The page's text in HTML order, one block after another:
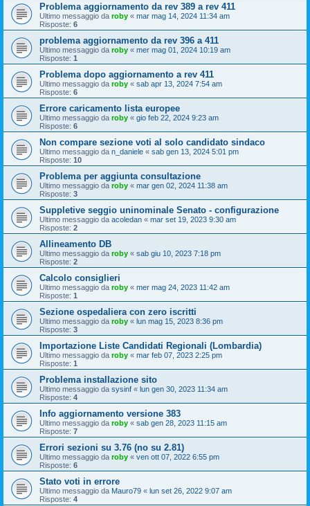
Problema aggiornamento da rev 389 a rev 411
Ultimo messaggio da roby « mar mag 14, 2024 11:34 am
Risposte: 6
problema aggiornamento da rev 396 a 411
Ultimo messaggio da roby « mer mag 01, 2024 10:19 am
Risposte: 1
Problema dopo aggiornamento a rev 411
Ultimo messaggio da roby « sab apr 13, 2024 7:54 am
Risposte: 6
Errore caricamento lista europee
Ultimo messaggio da roby « gio feb 22, 2024 9:23 am
Risposte: 6
Non compare sezione voti al solo candidato sindaco
Ultimo messaggio da n_daniele « sab gen 13, 2024 5:01 pm
Risposte: 10
Problema per aggiunta consultazione
Ultimo messaggio da roby « mar gen 02, 2024 11:38 am
Risposte: 3
Suppletive seggio uninominale Senato - configurazione
Ultimo messaggio da acoledan « mar set 19, 2023 9:30 am
Risposte: 2
Allineamento DB
Ultimo messaggio da roby « sab giu 10, 2023 7:18 pm
Risposte: 2
Calcolo consiglieri
Ultimo messaggio da roby « mer mag 24, 2023 11:42 am
Risposte: 1
Sezione ospedaliera con zero iscritti
Ultimo messaggio da roby « lun mag 15, 2023 8:36 pm
Risposte: 3
Importazione Liste Candidati Regionali (Lombardia)
Ultimo messaggio da roby « mar feb 07, 2023 2:25 pm
Risposte: 1
Problema installazione sito
Ultimo messaggio da sysinf « lun gen 30, 2023 11:34 am
Risposte: 4
Info aggiornamento versione 383
Ultimo messaggio da roby « sab gen 28, 2023 11:15 am
Risposte: 7
Errori sezioni su 3.76 (no su 2.81)
Ultimo messaggio da roby « ven ott 07, 2022 6:55 pm
Risposte: 6
Stato voti in errore
Ultimo messaggio da Mauro79 « lun set 26, 2022 9:07 am
Risposte: 4